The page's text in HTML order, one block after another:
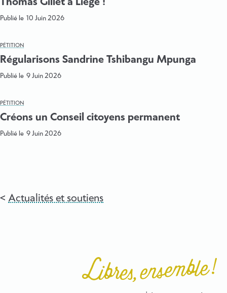
Publié le 10 Juin 2026
PÉTITION
Régularisons Sandrine Tshibangu Mpunga
Publié le 9 Juin 2026
PÉTITION
Créons un Conseil citoyens permanent
Publié le 9 Juin 2026
Actualités et soutiens